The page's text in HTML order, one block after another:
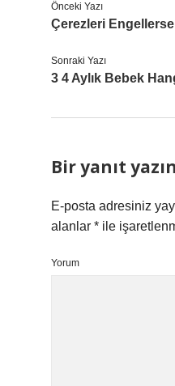
Önceki Yazı
Çerezleri
Sonraki Yazı
3 4 Aylık Bebek
Bir yanıt yazın
E-posta adresiniz
alanlar * ile
Yorum